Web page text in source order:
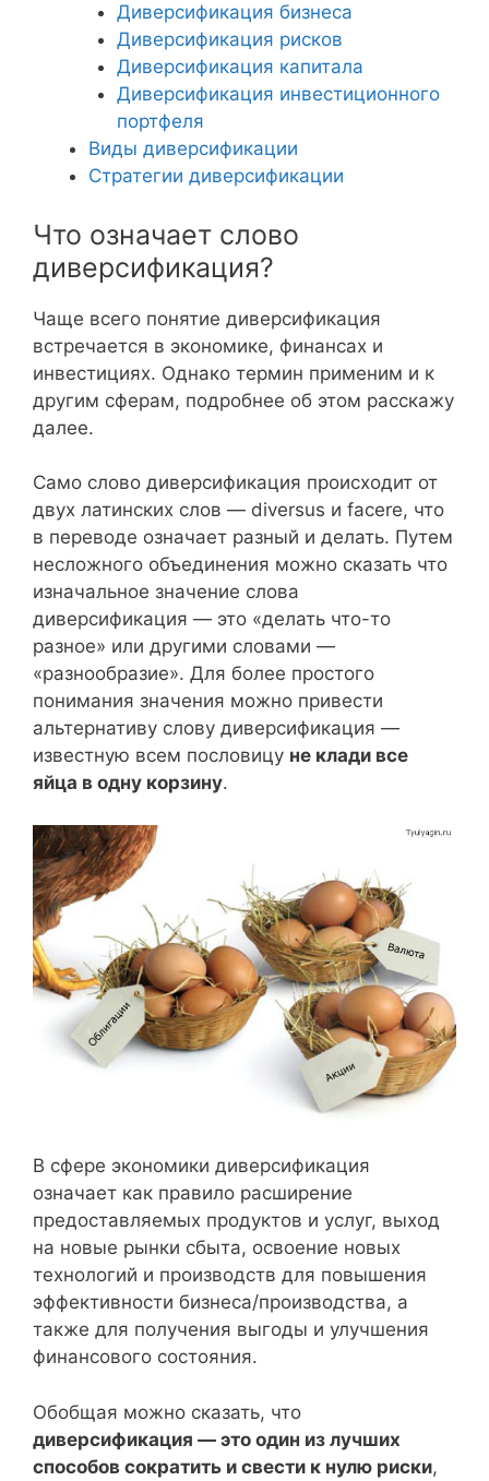
Диверсификация бизнеса
Диверсификация рисков
Диверсификация капитала
Диверсификация инвестиционного
портфеля
Виды диверсификации
Стратегии диверсификации
Что означает слово
диверсификация?
Чаще всего понятие диверсификация
встречается в экономике, финансах и
инвестициях. Однако термин применим и к
другим сферам, подробнее об этом расскажу
далее.
Само слово диверсификация происходит от
двух латинских слов — diversus и facere, что
в переводе означает разный и делать. Путем
несложного объединения можно сказать что
изначальное значение слова
диверсификация — это «делать что-то
разное» или другими словами —
«разнообразие». Для более простого
понимания значения можно привести
альтернативу слову диверсификация —
известную всем пословицу не клади все
яйца в одну корзину.
В сфере экономики диверсификация
означает как правило расширение
предоставляемых продуктов и услуг, выход
на новые рынки сбыта, освоение новых
технологий и производств для повышения
эффективности бизнеса/производства, а
также для получения выгоды и улучшения
финансового состояния.
Обобщая можно сказать, что
диверсификация — это один из лучших
способов сократить и свести к нулю риски,